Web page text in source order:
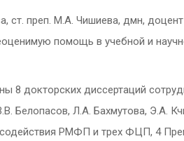
ст. преп. М.А. Чишиева, дмн,
помощь в учебной и
докторских диссертаций
Белопасов, Л.А. Бахмутова, Э.А.
РМФП и трех ФЦП, 4